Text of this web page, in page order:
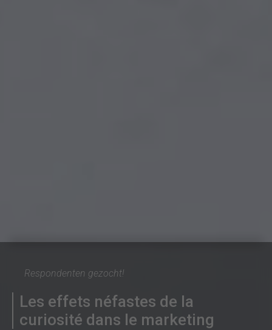
Respondenten gezocht!
Les effets néfastes de la
curiosité dans le marketing